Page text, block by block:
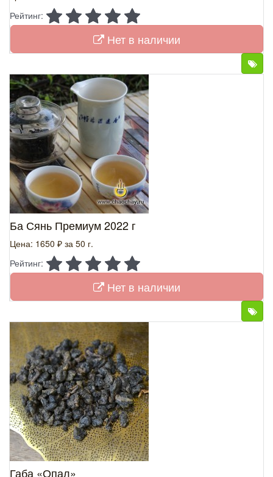
Рейтинг:
Нет в наличии
Ба Сянь Премиум 2022 г
Цена: 1650 ₽ за 50 г.
Рейтинг:
Нет в наличии
Габа «Опал»